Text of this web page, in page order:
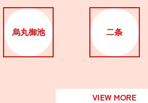
烏丸御池 二条
VIEW MORE